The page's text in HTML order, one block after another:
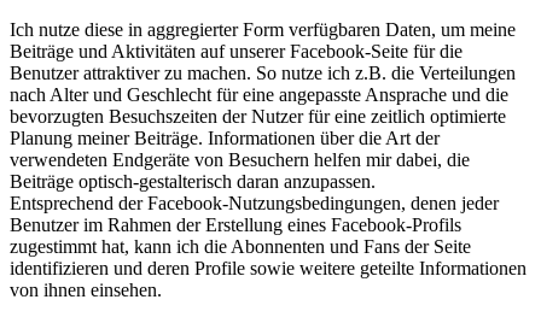
Ich nutze diese in aggregierter Form verfügbaren Daten, um meine
Beiträge und Aktivitäten auf unserer Facebook-Seite für die
Benutzer attraktiver zu machen. So nutze ich z.B. die Verteilungen
nach Alter und Geschlecht für eine angepasste Ansprache und die
bevorzugten Besuchszeiten der Nutzer für eine zeitlich optimierte
Planung meiner Beiträge. Informationen über die Art der
verwendeten Endgeräte von Besuchern helfen mir dabei, die
Beiträge optisch-gestalterisch daran anzupassen.
Entsprechend der Facebook-Nutzungsbedingungen, denen jeder
Benutzer im Rahmen der Erstellung eines Facebook-Profils
zugestimmt hat, kann ich die Abonnenten und Fans der Seite
identifizieren und deren Profile sowie weitere geteilte Informationen
von ihnen einsehen.